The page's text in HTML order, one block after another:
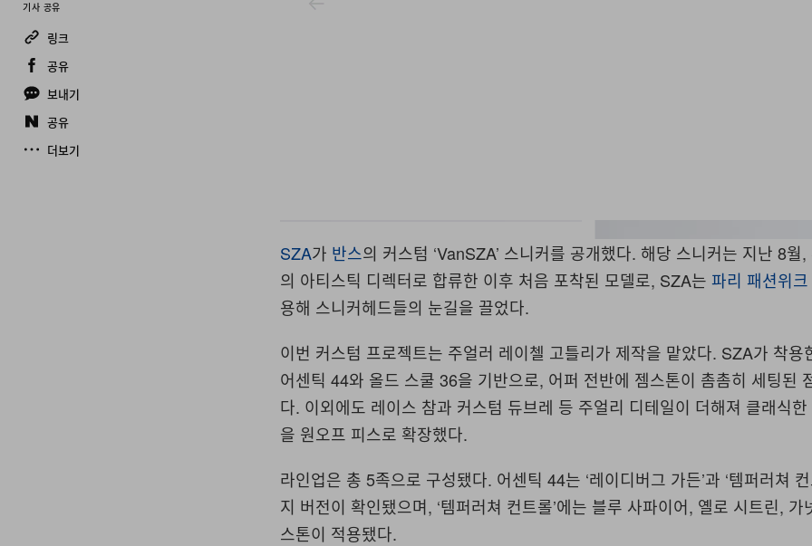
기사 공유
링크
공유
보내기
공유
더보기
SZA가 반스의 커스텀 ‘VanSZA’ 스니커를 공개했다. 해당 스니커는 지난 8월,
의 아티스틱 디렉터로 합류한 이후 처음 포착된 모델로, SZA는파리 패션위크
용해 스니커헤드들의 눈길을 끌었다.
이번 커스텀 프로젝트는 주얼러 레이첼 고틀리가 제작을 맡았다. SZA가 착용
어센틱 44와 올드 스쿨 36을 기반으로, 어퍼 전반에 젬스톤이 촘촘히 세팅된
다. 이외에도 레이스 참과 커스텀 듀브레 등 주얼리 디테일이 더해져 클래식
을 원오프 피스로 확장했다.
라인업은 총 5족으로 구성됐다. 어센틱 44는 ‘레이디버그 가든’과 ‘템퍼러쳐
지 버전이 확인됐으며, ‘템퍼러쳐 컨트롤’에는 블루 사파이어, 옐로 시트린, 가
스톤이 적용됐다.